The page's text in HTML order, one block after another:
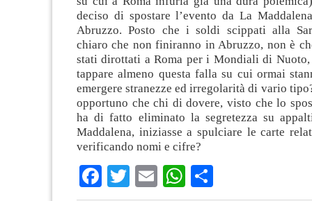
Facebook
TwitterEmailWhatsApp